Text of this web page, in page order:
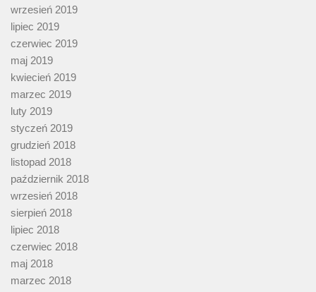
wrzesień 2019
lipiec 2019
czerwiec 2019
maj 2019
kwiecień 2019
marzec 2019
luty 2019
styczeń 2019
grudzień 2018
listopad 2018
październik 2018
wrzesień 2018
sierpień 2018
lipiec 2018
czerwiec 2018
maj 2018
marzec 2018